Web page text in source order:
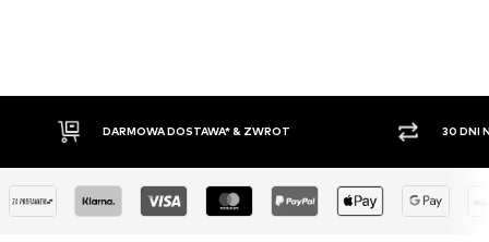
DARMOWA DOSTAWA* & ZWROT 30 DNI